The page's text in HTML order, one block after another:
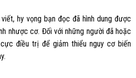
hy vọng bạn đọc đã hình dung được
nhược cơ. Đối với những người đã hoặc
điều trị để giảm thiểu nguy cơ biến